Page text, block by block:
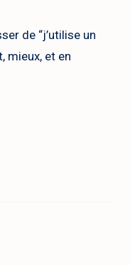
de “j’utilise un
mieux, et en